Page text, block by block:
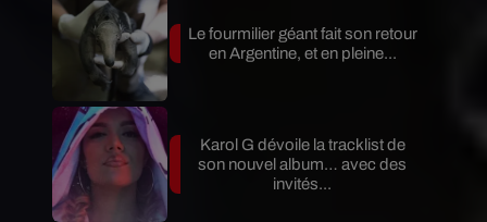
Le fourmilier géant fait son retour
en Argentine, et en pleine...
Karol G dévoile la tracklist de
son nouvel album… avec des
invités...